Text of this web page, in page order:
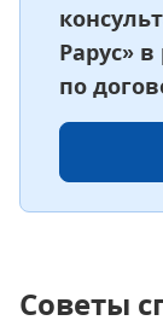
Рарус»
по
Советы